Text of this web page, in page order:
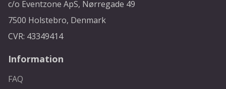
c/o Eventzone ApS, Nørregade 49
7500 Holstebro, Denmark
CVR: 43349414
Information
FAQ